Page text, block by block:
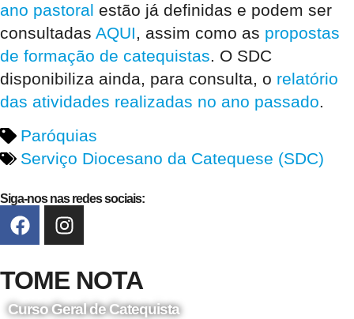
ano pastoral estão já definidas e podem ser
consultadas AQUI, assim como as propostas
de formação de catequistas. O SDC
disponibiliza ainda, para consulta, o relatório
das atividades realizadas no ano passado.
Paróquias
Serviço Diocesano da Catequese (SDC)
Siga-nos nas redes sociais:
TOME NOTA
Curso Geral de Catequista